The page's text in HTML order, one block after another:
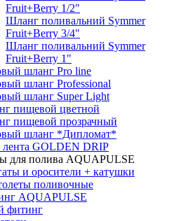
Fruit+Berry 1/2"
Шланг поливальний Symmer
Fruit+Berry 3/4"
Шланг поливальний Symmer
Fruit+Berry 1"
шланг Pro line
шланг Professional
шланг Super Light
пищевой цветной
пищевой прозрачный
шланг *Дипломат*
лента GOLDEN DRIP
для полива AQUAPULSE
и оросители + катушки
поливочные
AQUAPULSE
фитинг